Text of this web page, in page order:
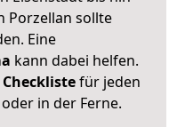
Porzellan sollte
Eine
kann dabei helfen.
Checklistefür jeden
in der Ferne.